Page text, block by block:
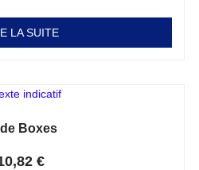
LA SUITE
Boxes
€